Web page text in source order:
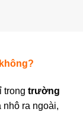
trong trường
nhô ra ngoài,